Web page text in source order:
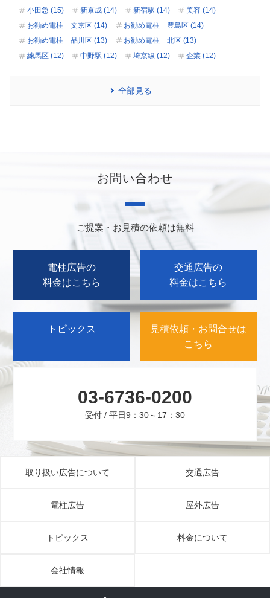
小田急 (15)
新京成 (14) 新宿駅 (14)
美容 (14)
お勧め電柱 文京区 (14)
お勧め電柱 豊島区 (14)
お勧め電柱 品川区 (13)
お勧め電柱 北区 (13)
練馬区 (12)
中野駅 (12) 埼京線 (12) 企業 (12)
全部見る
お問い合わせ
ご提案・お見積の依頼は無料
電柱広告の
料金はこちら
交通広告の
料金はこちら
トピックス
見積依頼・お問合せは
こちら
03-6736-0200
受付 / 平日9：30～17：30
取り扱い広告について 交通広告
電柱広告 屋外広告
トピックス 料金について
会社情報